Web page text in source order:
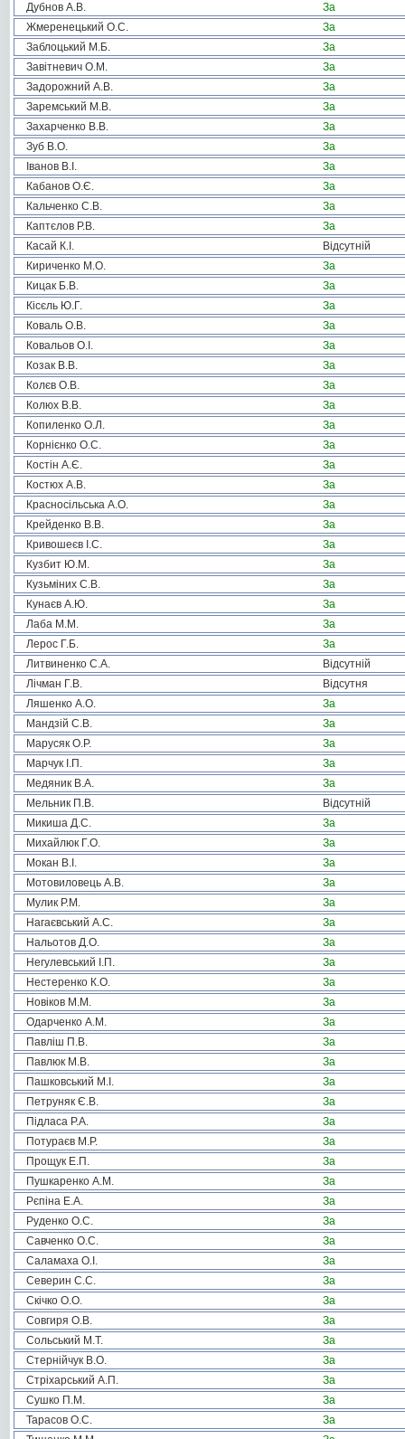
Дубнов А.В.
За
Жмеренецький О.С.
За
Заблоцький М.Б.
За
Завітневич О.М.
За
Задорожний А.В.
За
Заремський М.В.
За
Захарченко В.В.
За
Зуб В.О.
За
Іванов В.І.
За
Кабанов О.Є.
За
Кальченко С.В.
За
Каптєлов Р.В.
За
Касай К.І.
Відсутній
Кириченко М.О.
За
Кицак Б.В.
За
Кісєль Ю.Г.
За
Коваль О.В.
За
Ковальов О.І.
За
Козак В.В.
За
Колєв О.В.
За
Колюх В.В.
За
Копиленко О.Л.
За
Корнієнко О.С.
За
Костін А.Є.
За
Костюх А.В.
За
Красносільська А.О.
За
Крейденко В.В.
За
Кривошеєв І.С.
За
Кузбит Ю.М.
За
Кузьміних С.В.
За
Кунаєв А.Ю.
За
Лаба М.М.
За
Лерос Г.Б.
За
Литвиненко С.А.
Відсутній
Лічман Г.В.
Відсутня
Ляшенко А.О.
За
Мандзій С.В.
За
Марусяк О.Р.
За
Марчук І.П.
За
Медяник В.А.
За
Мельник П.В.
Відсутній
Микиша Д.С.
За
Михайлюк Г.О.
За
Мокан В.І.
За
Мотовиловець А.В.
За
Мулик Р.М.
За
Нагаєвський А.С.
За
Нальотов Д.О.
За
Негулевський І.П.
За
Нестеренко К.О.
За
Новіков М.М.
За
Одарченко А.М.
За
Павліш П.В.
За
Павлюк М.В.
За
Пашковський М.І.
За
Петруняк Є.В.
За
Підласа Р.А.
За
Потураєв М.Р.
За
Прощук Е.П.
За
Пушкаренко А.М.
За
Рєпіна Е.А.
За
Руденко О.С.
За
Савченко О.С.
За
Саламаха О.І.
За
Северин С.С.
За
Скічко О.О.
За
Совгиря О.В.
За
Сольський М.Т.
За
Стернійчук В.О.
За
Стріхарський А.П.
За
Сушко П.М.
За
Тарасов О.С.
За